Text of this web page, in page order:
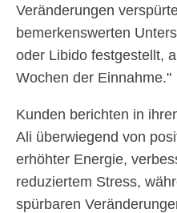
Veränderungen
bemerkenswerten
oder Libido festgestellt,
Wochen der Einnahme."
Kunden berichten in
Ali überwiegend von
erhöhter Energie,
reduziertem Stress,
spürbaren